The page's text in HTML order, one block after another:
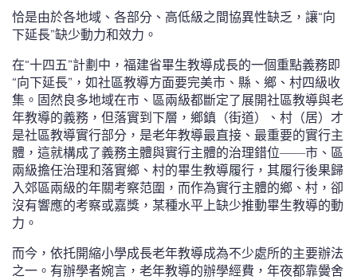
恰是由於各地域、各部分、高低級之間協異性缺乏，讓“向
下延長”缺少動力和效力。
在“十四五”計劃中，福建省畢生教導成長的一個重點義務即
“向下延長”，如社區教導方面要完美市、縣、鄉、村四級收
集。固然良多地域在市、區兩級都斷定了展開社區教導與老
年教導的義務，但落實到下層，鄉鎮（街道）、村（居）才
是社區教導實行部分，是老年教導最直接、最重要的實行主
體，這就構成了義務主體與實行主體的治理錯位——市、區
兩級擔任治理和落實鄉、村的畢生教導履行，其履行後果歸
入郊區兩級的年關考察范圍，而作為實行主體的鄉、村，卻
沒有響應的考察或嘉獎，某種水平上缺少推動畢生教導的動
力。
而今，依托開縮小學成長老年教導成為不少處所的主要辦法
之一。有辦學者婉言，老年教導的辦學經費，年夜都靠黌舍